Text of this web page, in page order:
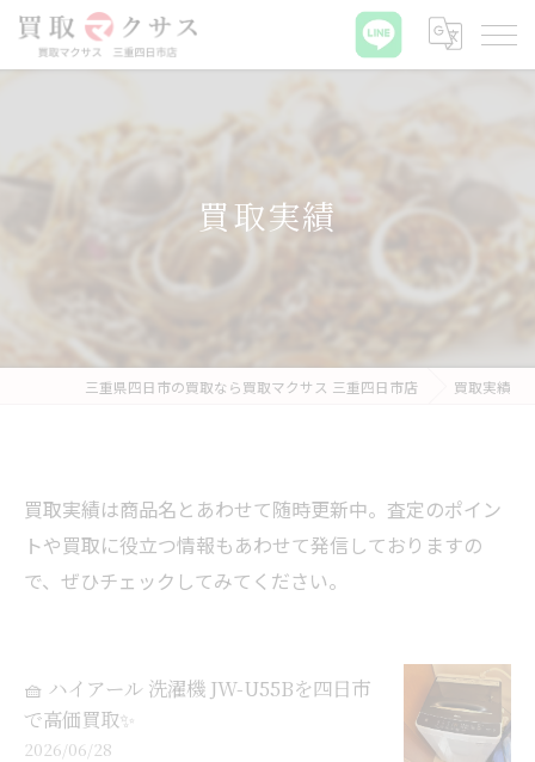
買取実績
三重県四日市の買取なら買取マクサス 三重四日市店 買取実績
買取実績は商品名とあわせて随時更新中。査定のポイン
トや買取に役立つ情報もあわせて発信しておりますの
で、ぜひチェックしてみてください。
🧺 ハイアール 洗濯機 JW-U55Bを四日市
で高価買取✨
2026/06/28